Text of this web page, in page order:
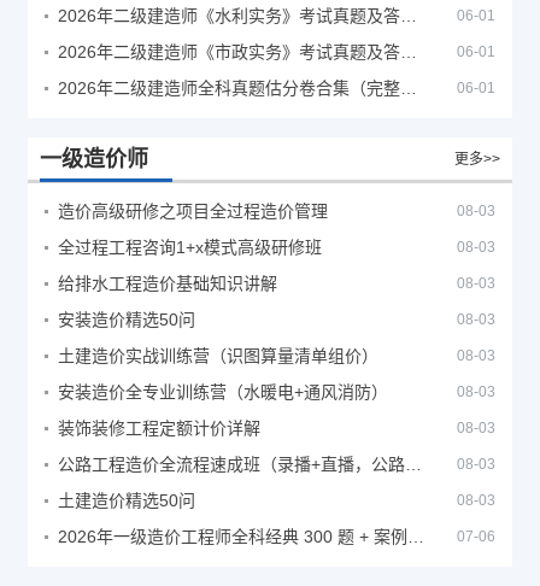
06-01
06-01
06-01
一级造价师 更多>>
造价高级研修之项目全过程造价管理 08-03
全过程工程咨询1+x模式高级研修班 08-03
给排水工程造价基础知识讲解 08-03
安装造价精选50问 08-03
土建造价实战训练营（识图算量清单组价） 08-03
安装造价全专业训练营（水暖电+通风消防） 08-03
装饰装修工程定额计价详解 08-03
08-03
土建造价精选50问 08-03
07-06